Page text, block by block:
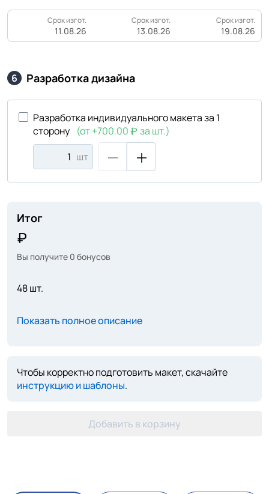
Срок изгот.
11.08.26
Срок изгот.
13.08.26
Срок изгот.
19.08.26
6 Разработка дизайна
Разработка индивидуального макета за 1
сторону (от +700.00
за шт.)
шт
Итог
Вы получите 0 бонусов
48 шт.
Показать полное описание
Чтобы корректно подготовить макет, скачайте
инструкцию и шаблоны.
Добавить в корзину